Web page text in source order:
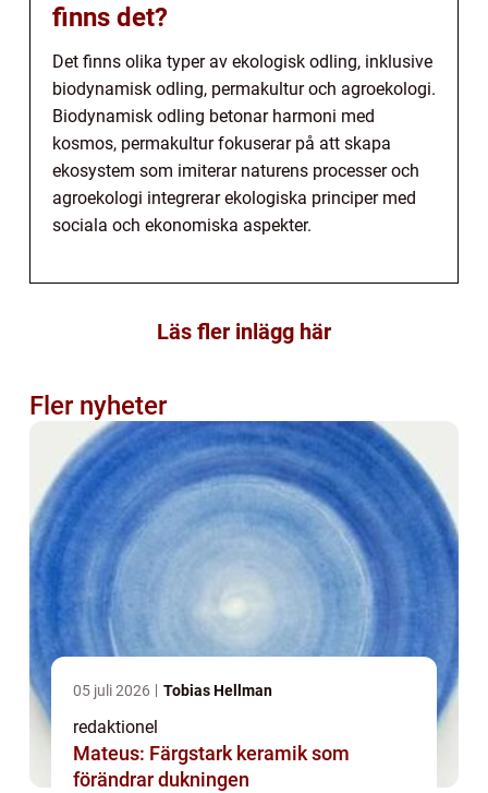
finns det?
Det finns olika typer av ekologisk odling, inklusive
biodynamisk odling, permakultur och agroekologi.
Biodynamisk odling betonar harmoni med
kosmos, permakultur fokuserar på att skapa
ekosystem som imiterar naturens processer och
agroekologi integrerar ekologiska principer med
sociala och ekonomiska aspekter.
Läs fler inlägg här
Fler nyheter
05 juli 2026 Tobias Hellman
redaktionel
Mateus: Färgstark keramik som
förändrar dukningen